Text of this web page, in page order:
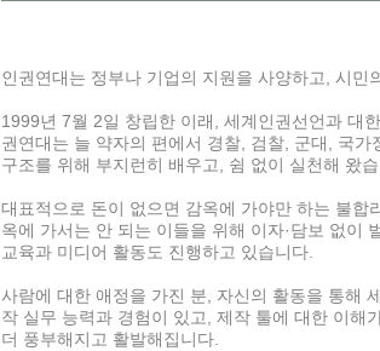
인권연대는 정부나 기업의 지원을 사양하고, 시
1999년 7월 2일 창립한 이래, 세계인권선언과 대
권연대는 늘 약자의 편에서 경찰, 검찰, 군대, 국
구조를 위해 부지런히 배우고, 쉼 없이 실천해 왔
대표적으로 돈이 없으면 감옥에 가야만 하는 불
옥에 가서는 안 되는 이들을 위해 이자·담보 없이
교육과 미디어 활동도 진행하고 있습니다.
사람에 대한 애정을 가진 분, 자신의 활동을 통해
작 실무 능력과 경험이 있고, 제작 툴에 대한 이해
더 풍부해지고 활발해집니다.